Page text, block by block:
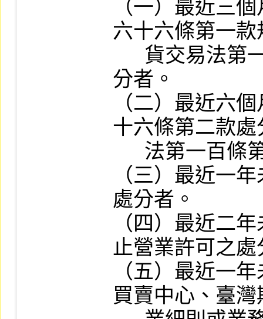
（一）最近三
六十六條第一
分者。
（二）最近六
十六條第二款
（三）最近一
處分者。
（四）最近二
止營業許可之處
（五）最近一
買賣中心、臺